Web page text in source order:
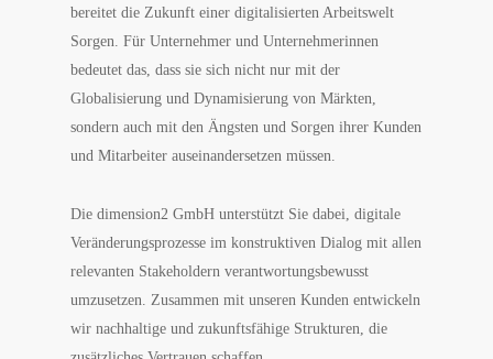
bereitet die Zukunft einer digitalisierten Arbeitswelt
Sorgen. Für Unternehmer und Unternehmerinnen
bedeutet das, dass sie sich nicht nur mit der
Globalisierung und Dynamisierung von Märkten,
sondern auch mit den Ängsten und Sorgen ihrer Kunden
und Mitarbeiter auseinandersetzen müssen.
Die dimension2 GmbH unterstützt Sie dabei, digitale
Veränderungsprozesse im konstruktiven Dialog mit allen
relevanten Stakeholdern verantwortungsbewusst
umzusetzen. Zusammen mit unseren Kunden entwickeln
wir nachhaltige und zukunftsfähige Strukturen, die